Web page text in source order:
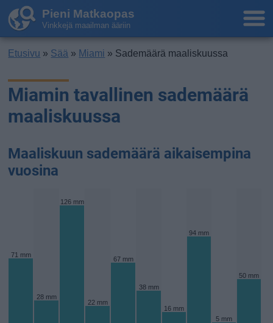
Pieni Matkaopas
Vinkkejä maailman ääriin
Etusivu » Sää » Miami » Sademäärä maaliskuussa
Miamin tavallinen sademäärä
maaliskuussa
Maaliskuun sademäärä aikaisempina
vuosina
71 mm
28 mm
126 mm
22 mm
67 mm
38 mm
16 mm
94 mm
5 mm
50 mm